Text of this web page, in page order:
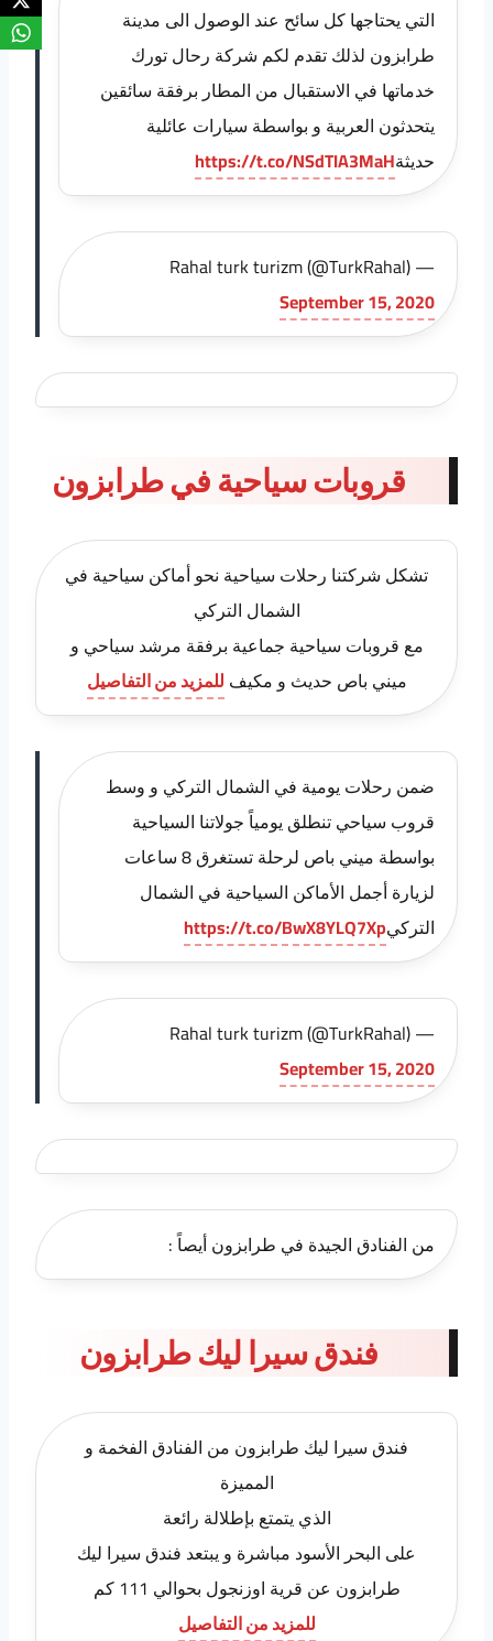
التي يحتاجها كل سائح عند الوصول الى مدينة
طرابزون لذلك تقدم لكم شركة رحال تورك
خدماتها في الاستقبال من المطار برفقة سائقين
يتحدثون العربية و بواسطة سيارات عائلية
حديثةhttps://t.co/NSdTIA3MaH
— Rahal turk turizm (@TurkRahal)
September 15, 2020
قروبات سياحية في طرابزون
تشكل شركتنا رحلات سياحية نحو أماكن سياحية في
الشمال التركي
مع قروبات سياحية جماعية برفقة مرشد سياحي و
ميني باص حديث و مكيف للمزيد من التفاصيل
ضمن رحلات يومية في الشمال التركي و وسط
قروب سياحي تنطلق يومياً جولاتنا السياحية
بواسطة ميني باص لرحلة تستغرق 8 ساعات
لزيارة أجمل الأماكن السياحية في الشمال
التركيhttps://t.co/BwX8YLQ7Xp
— Rahal turk turizm (@TurkRahal)
September 15, 2020
من الفنادق الجيدة في طرابزون أيصاً :
فندق سيرا ليك طرابزون
فندق سيرا ليك طرابزون من الفنادق الفخمة و
المميزة
الذي يتمتع بإطلالة رائعة
على البحر الأسود مباشرة و يبتعد فندق سيرا ليك
طرابزون عن قرية اوزنجول بحوالي 111 كم
للمزيد من التفاصيل